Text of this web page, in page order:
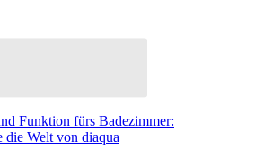
Funktion fürs Badezimmer:
die Welt von diaqua